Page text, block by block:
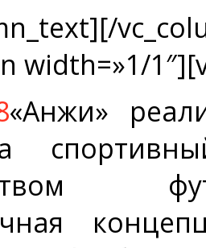
width=»1/
«Анжи»